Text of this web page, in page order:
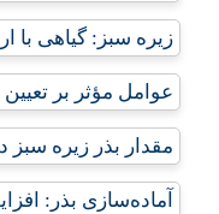
زیره سبز: گیاهی با
عوامل مؤثر بر تعیین
مقدار بذر زیره سبز
آماده‌سازی بذر: